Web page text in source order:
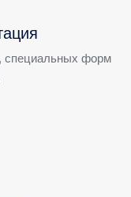
специальных форм